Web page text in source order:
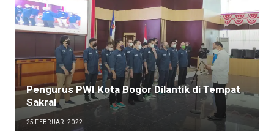
Pengurus PWI Kota Bogor Dilantik di Tempat
Sakral
25 FEBRUARI 2022